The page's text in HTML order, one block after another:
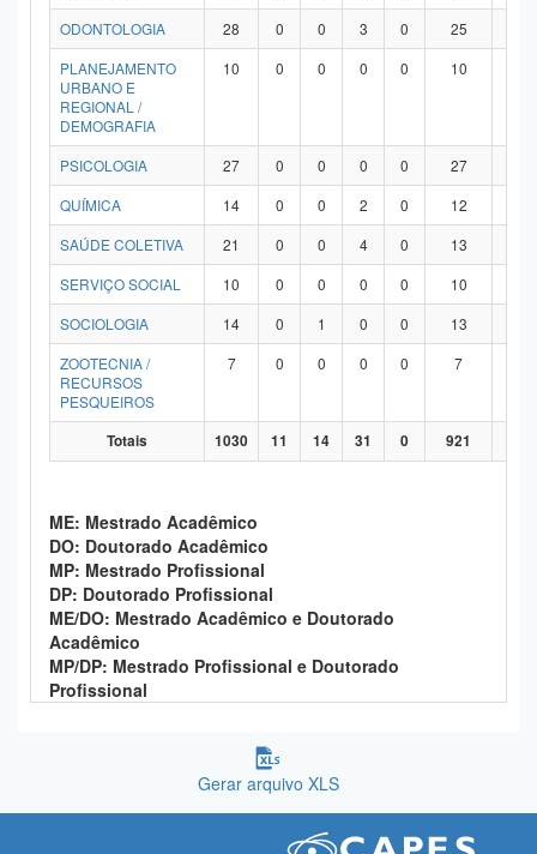
ODONTOLOGIA
28 0 0 3 0 25
PLANEJAMENTO
URBANO E
REGIONAL /
DEMOGRAFIA
10 0 0 0 0 10
PSICOLOGIA 27 0 0 0 0 27
QUÍMICA
14 0 0 2 0 12
SAÚDE COLETIVA
21 0 0 4 0 13
SERVIÇO SOCIAL
10 0 0 0 0 10
SOCIOLOGIA
14 0 1 0 0 13
ZOOTECNIA /
RECURSOS
PESQUEIROS
7 0 0 0 0 7
Totais 1030 11 14 31 0 921
ME: Mestrado Acadêmico
DO: Doutorado Acadêmico
MP: Mestrado Profissional
DP: Doutorado Profissional
ME/DO: Mestrado Acadêmico e Doutorado
Acadêmico
MP/DP: Mestrado Profissional e Doutorado
Profissional
Gerar arquivo XLS